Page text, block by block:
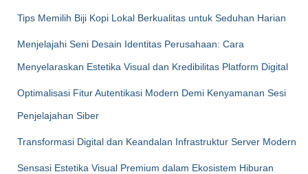
Tips Memilih Biji Kopi Lokal Berkualitas untuk Seduhan Harian
Menjelajahi Seni Desain Identitas Perusahaan: Cara
Menyelaraskan Estetika Visual dan Kredibilitas Platform Digital
Optimalisasi Fitur Autentikasi Modern Demi Kenyamanan Sesi
Penjelajahan Siber
Transformasi Digital dan Keandalan Infrastruktur Server Modern
Sensasi Estetika Visual Premium dalam Ekosistem Hiburan